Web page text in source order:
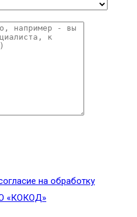
на обработку
«КОКОД»